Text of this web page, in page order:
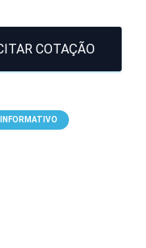
COTAÇÃO
INFORMATIVO